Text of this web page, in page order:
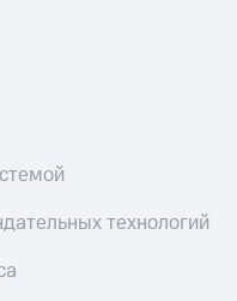
технологий